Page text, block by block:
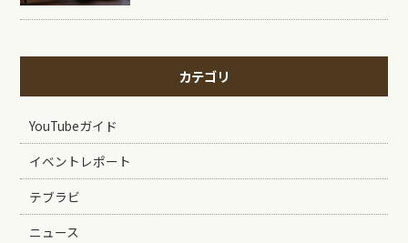
カテゴリ
YouTubeガイド
イベントレポート
テブラビ
ニュース